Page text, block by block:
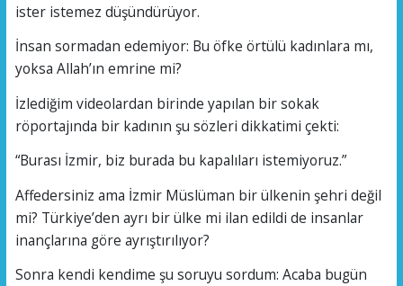
ister istemez düşündürüyor.
İnsan sormadan edemiyor: Bu öfke örtülü kadınlara mı,
yoksa Allah’ın emrine mi?
İzlediğim videolardan birinde yapılan bir sokak
röportajında bir kadının şu sözleri dikkatimi çekti:
“Burası İzmir, biz burada bu kapalıları istemiyoruz.”
Affedersiniz ama İzmir Müslüman bir ülkenin şehri değil
mi? Türkiye’den ayrı bir ülke mi ilan edildi de insanlar
inançlarına göre ayrıştırılıyor?
Sonra kendi kendime şu soruyu sordum: Acaba bugün